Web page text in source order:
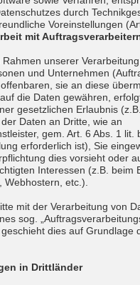
durch
Voreinstellungen
mit
Rahmen unserer
und Unternehmen
sie an diese
die Daten gewähren,
gesetzlichen Erlaubnis
Daten an Dritte, wie an
gem. Art. 6 Abs. 1 lit.
erforderlich ist), Sie
dies vorsieht oder
Interessen (z.B. beim
Webhostern, etc.).
mit der Verarbeitung von
sog.
dies auf Grundlage
in Drittländer